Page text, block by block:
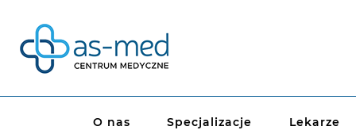
O nas Specjalizacje Lekarze